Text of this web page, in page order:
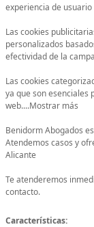
experiencia de
Las cookies
personalizados
efectividad de la
Las cookies
ya que son esenciales
web....Mostrar más
Benidorm Abogados
Atendemos casos y
Alicante
Te atenderemos
contacto.
Características: